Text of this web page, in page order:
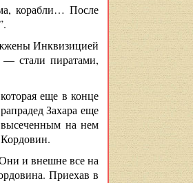
корабли… После
Инквизицией
стали пиратами,
еще в конце
Захара еще
на нем
и внешне все на
Приехав в